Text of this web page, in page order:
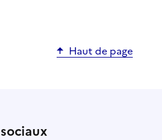
Haut de page